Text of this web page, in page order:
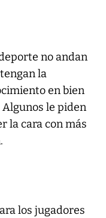
no andan
la
en bien
le piden
la cara con más
los jugadores